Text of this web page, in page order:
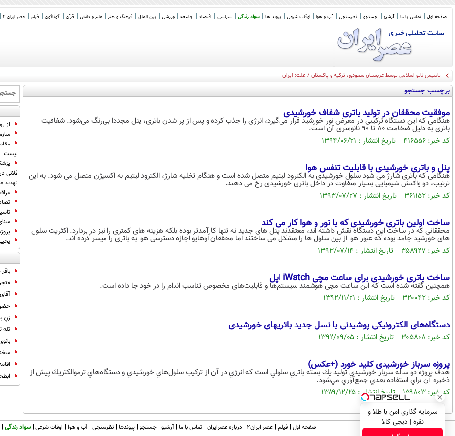
صفحه اول تماس با ما آرشیو جستجو نظرسنجی آب و هوا اوقات شرعی پیوند ها سواد زندگی سیاسی اقتصاد جامعه ورزشی بین الملل فرهنگ و هنر علم و دانش قرآن گوناگون فیلم عصر ایران 2
تاسیس ناتو اسلامی توسط عربستان سعودی، ترکیه و پاکستان / علت: ایران
برچسب جستجو
موفقیت محققان در تولید باتری شفاف خورشیدی
هنگامی که این دستگاه ترکیبی در معرض نور خورشید قرار می‌گیرد، انرژی را جذب کرده و پس از پر شدن باتری، پنل مجددا بی‌رنگ می‌شود. شفافیت
باتری به دلیل ضخامت 80 تا 90 نانومتری آن است.
کد خبر: ۴۱۶۵۵۶ تاریخ انتشار : ۱۳۹۴/۰۶/۲۱
پنل و باتری خورشیدی با قابلیت تنفس هوا
هنگامی که باتری شارژ می شود سلول خورشیدی به الکترود لیتیم متصل شده است و هنگام تخلیه شارژ، الکترود لیتیم به اکسیژن متصل می شود. به این
ترتیب، دو واکنش شیمیایی بسیار متفاوت در داخل باتری خورشیدی رخ می دهند.
کد خبر: ۳۶۱۱۵۲ تاریخ انتشار : ۱۳۹۳/۰۷/۲۷
ساخت اولین باتری خورشیدی که با نور و هوا کار می کند
محققانی که در ساخت این دستگاه نقش داشته اند، معتقدند پنل های جدید نه تنها کارآمدتر بوده بلکه هزینه های کمتری را نیز در بردارد. اکثریت سلول
های خورشید جامد بوده که عبور هوا از بین سلول ها را مشکل می ساختند اما محققان اوهایو اجازه دسترسی هوا به باتری را میسر کرده اند.
کد خبر: ۳۵۸۹۲۷ تاریخ انتشار : ۱۳۹۳/۰۷/۱۴
ساخت باتری خورشیدی برای ساعت مچی iWatch اپل
همچنین گفته شده است که این ساعت مچی هوشمند سیستم‌ها و قابلیت‌های مخصوص تناسب اندام را در خود جا داده است.
کد خبر: ۳۲۰۰۴۲ تاریخ انتشار : ۱۳۹۲/۱۱/۲۱
دستگاه‌های الکترونیکی پوشیدنی با نسل جدید باتریهای خورشیدی
کد خبر: ۳۰۵۸۰۸ تاریخ انتشار : ۱۳۹۲/۰۹/۰۵
پروژه سرباز خورشیدی کلید خورد (+عکس)
هدف پروژه دو ساله سرباز خورشيدي توليد يك بسته باتري سلولي است كه انرژي در آن از تركيب سلول‌هاي خورشيدي و دستگاه‌هاي ترموالكتريك پيش از
ذخيره آن براي استفاده بعدي جمع‌آوري مي‌شود.
کد خبر: ۱۵۹۸۰۳ تاریخ انتشار : ۱۳۸۹/۱۲/۲۵
از
نیست
فلانی
تهدید
زنِ
تله
سرمایه گذاری امن با طلا و
نقره | دیجی کالا
صفحه اول فیلم عصر ایران۲ درباره عصرایران تماس با ما آرشیو جستجو پیوندها نظرسنجی آب و هوا اوقات شرعی سواد زندگی